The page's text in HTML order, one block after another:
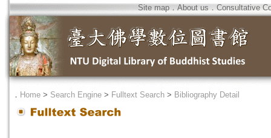
Site map．About us ． Consultative
． Home > Search Engine > Fulltext Search > Bibliography Detail